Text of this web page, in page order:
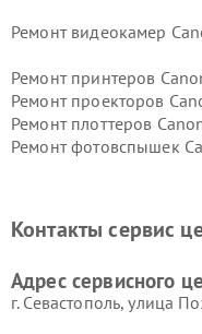
Ремонт видеокамер
Ремонт принтеров
Ремонт проекторов
Ремонт плоттеров
Ремонт фотовспышек
Контакты сервис
Адрес сервисного
г. Севастополь, улица